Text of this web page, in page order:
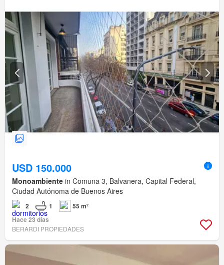
USD 150.000
Monoambiente in Comuna 3, Balvanera, Capital Federal,
Ciudad Autónoma de Buenos Aires
2 1
55 m²
Hace 23 días
BERARDI PROPIEDADES